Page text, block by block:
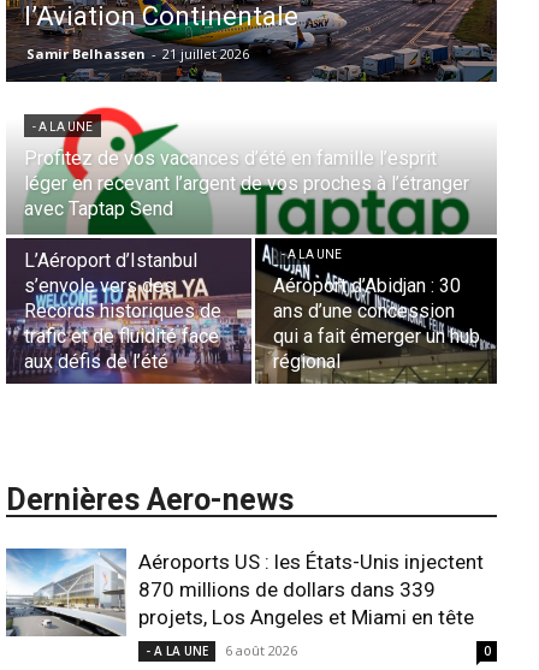
Miami en tête
Samir Belhassen - 6 août 2026
- A LA UNE
Aérien & Stratégie : Comment Royal Air Maroc fait de
la diaspora européenne le moteur de son hub de
Casablanca
- A LA UNE
Sécurité des frontières
aériennes en Afrique :
L’appel urgent à
l’harmonisation globale
- A LA UNE
Nominations : Sadri
Essid à la tête de la
Représentation d’Air
France en Tunisie et
Lionel Rault aux
commandes de la région
ANSCO
hub
Dernières Aero-news
Aéroports US : les États-Unis injectent
870 millions de dollars dans 339
projets, Los Angeles et Miami en tête
- A LA UNE 6 août 2026 0